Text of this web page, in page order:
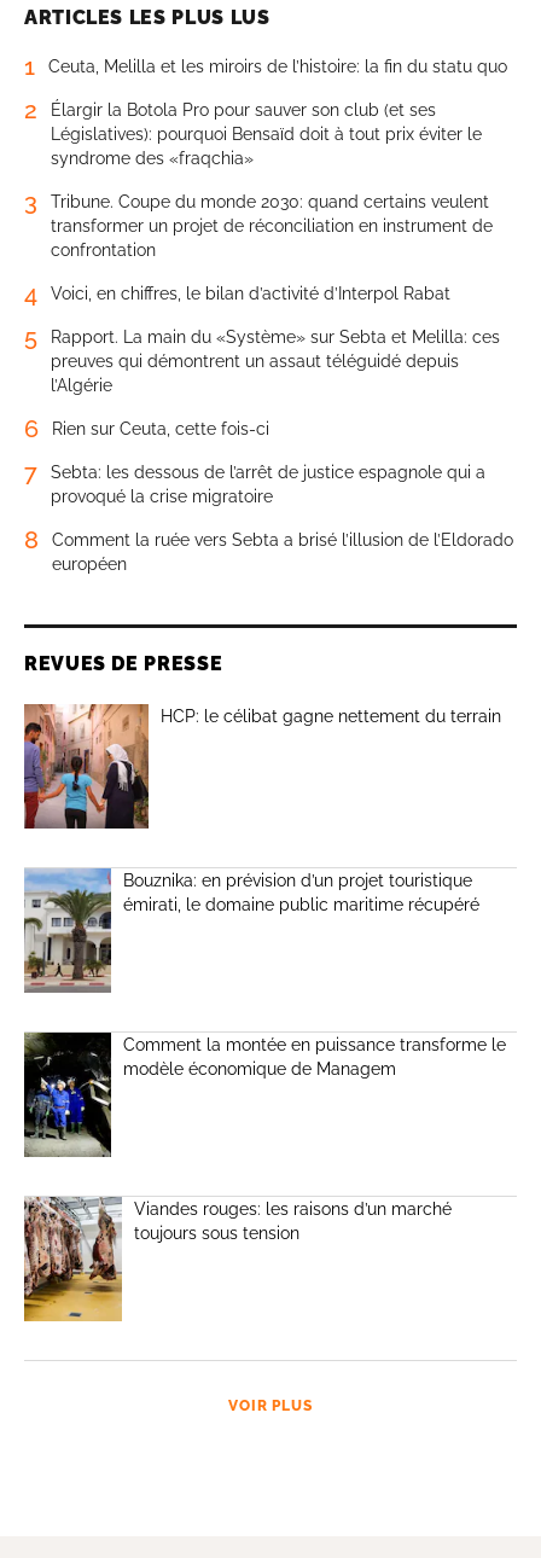
ARTICLES LES PLUS LUS
1 Ceuta, Melilla et les miroirs de l’histoire: la fin du statu quo
2
Élargir la Botola Pro pour sauver son club (et ses
Législatives): pourquoi Bensaïd doit à tout prix éviter le
syndrome des «fraqchia»
3
Tribune. Coupe du monde 2030: quand certains veulent
transformer un projet de réconciliation en instrument de
confrontation
4 Voici, en chiffres, le bilan d’activité d’Interpol Rabat
5
Rapport. La main du «Système» sur Sebta et Melilla: ces
preuves qui démontrent un assaut téléguidé depuis
l’Algérie
6 Rien sur Ceuta, cette fois-ci
7
Sebta: les dessous de l’arrêt de justice espagnole qui a
provoqué la crise migratoire
8
Comment la ruée vers Sebta a brisé l’illusion de l’Eldorado
européen
REVUES DE PRESSE
HCP: le célibat gagne nettement du terrain
Bouznika: en prévision d’un projet touristique
émirati, le domaine public maritime récupéré
Comment la montée en puissance transforme le
modèle économique de Managem
Viandes rouges: les raisons d’un marché
toujours sous tension
VOIR PLUS